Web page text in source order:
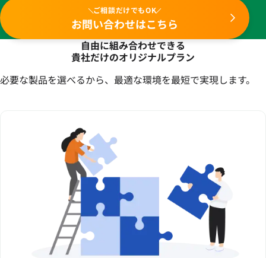
ご相談だけでもOK
お問い合わせはこちら
自由に組み合わせできる
貴社だけのオリジナルプラン
必要な製品を選べるから、最適な環境を最短で実現します。